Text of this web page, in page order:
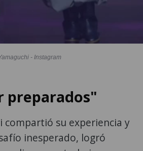
- Instagram
preparados"
compartió su experiencia y
inesperado, logró